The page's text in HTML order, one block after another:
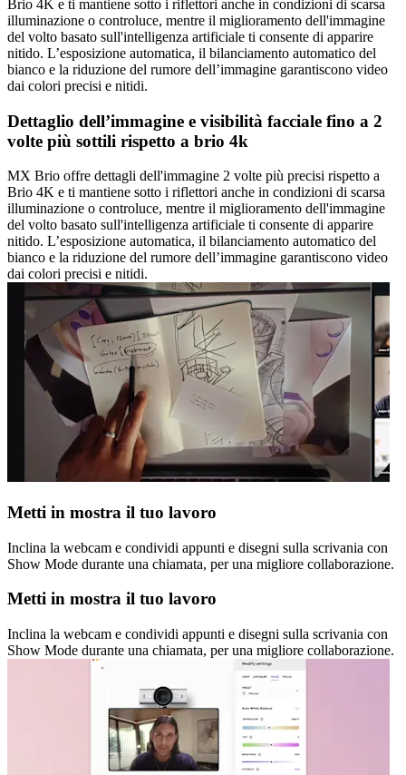
Brio 4K e ti mantiene sotto i riflettori anche in condizioni di scarsa
illuminazione o controluce, mentre il miglioramento dell'immagine
del volto basato sull'intelligenza artificiale ti consente di apparire
nitido. L’esposizione automatica, il bilanciamento automatico del
bianco e la riduzione del rumore dell’immagine garantiscono video
dai colori precisi e nitidi.
Dettaglio dell’immagine e visibilità facciale fino a 2
volte più sottili rispetto a brio 4k
MX Brio offre dettagli dell'immagine 2 volte più precisi rispetto a
Brio 4K e ti mantiene sotto i riflettori anche in condizioni di scarsa
illuminazione o controluce, mentre il miglioramento dell'immagine
del volto basato sull'intelligenza artificiale ti consente di apparire
nitido. L’esposizione automatica, il bilanciamento automatico del
bianco e la riduzione del rumore dell’immagine garantiscono video
dai colori precisi e nitidi.
Metti in mostra il tuo lavoro
Inclina la webcam e condividi appunti e disegni sulla scrivania con
Show Mode durante una chiamata, per una migliore collaborazione.
Metti in mostra il tuo lavoro
Inclina la webcam e condividi appunti e disegni sulla scrivania con
Show Mode durante una chiamata, per una migliore collaborazione.